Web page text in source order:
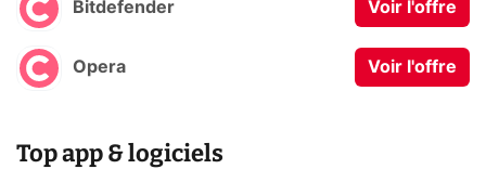
Bitdefender Voir l'offre
Opera Voir l'offre
Top app & logiciels